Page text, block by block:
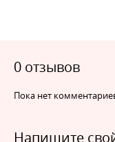
домов и
Комплектация
0 отзывов
Пока нет
Напишите